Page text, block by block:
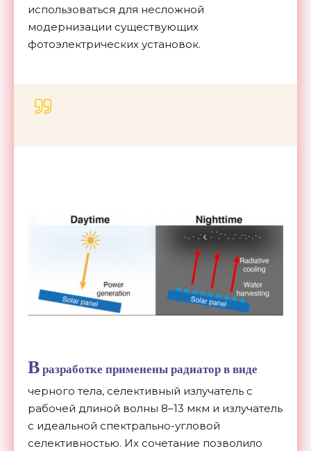
использоваться для несложной
модернизации существующих
фотоэлектрических установок.
Вразработке применены радиатор в виде
черного тела, селективный излучатель с
рабочей длиной волны 8–13 мкм и излучатель
с идеальной спектрально-угловой
селективностью. Их сочетание позволило